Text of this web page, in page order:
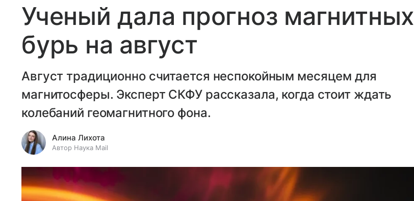
Ученый дала прогноз магнитных
бурь на август
Август традиционно считается неспокойным месяцем для
магнитосферы. Эксперт СКФУ рассказала, когда стоит ждать
колебаний геомагнитного фона.
Алина Лихота
Автор Наука Mail